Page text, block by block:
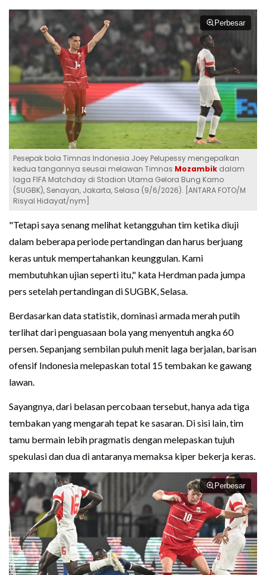
Perbesar
Pesepak bola Timnas Indonesia Joey Pelupessy mengepalkan
kedua tangannya seusai melawan Timnas Mozambik dalam
laga FIFA Matchday di Stadion Utama Gelora Bung Karno
(SUGBK), Senayan, Jakarta, Selasa (9/6/2026). [ANTARA FOTO/M
Risyal Hidayat/nym]
"Tetapi saya senang melihat ketangguhan tim ketika diuji
dalam beberapa periode pertandingan dan harus berjuang
keras untuk mempertahankan keunggulan. Kami
membutuhkan ujian seperti itu," kata Herdman pada jumpa
pers setelah pertandingan di SUGBK, Selasa.
Berdasarkan data statistik, dominasi armada merah putih
terlihat dari penguasaan bola yang menyentuh angka 60
persen. Sepanjang sembilan puluh menit laga berjalan, barisan
ofensif Indonesia melepaskan total 15 tembakan ke gawang
lawan.
Sayangnya, dari belasan percobaan tersebut, hanya ada tiga
tembakan yang mengarah tepat ke sasaran. Di sisi lain, tim
tamu bermain lebih pragmatis dengan melepaskan tujuh
spekulasi dan dua di antaranya memaksa kiper bekerja keras.
Perbesar